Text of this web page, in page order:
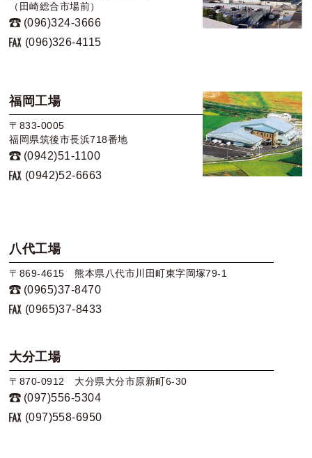
（田崎総合市場前）
(096)324-3666
(096)326-4115
福岡工場
〒833-0005
福岡県筑後市長浜718番地
(0942)51-1100
(0942)52-6663
八代工場
〒869-4615 熊本県八代市川田町東字岡塚79-1
(0965)37-8470
(0965)37-8433
大分工場
〒870-0912 大分県大分市原新町6-30
(097)556-5304
(097)558-6950